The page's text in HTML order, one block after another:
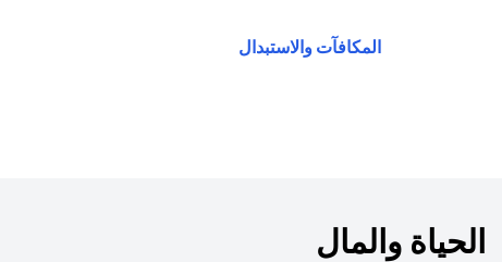
المكافآت والاستبدال
الحياة والمال